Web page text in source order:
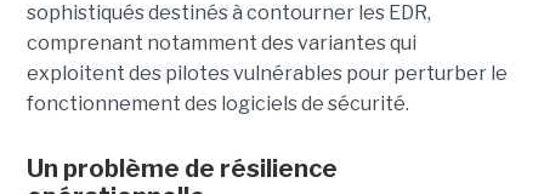
sophistiqués destinés à contourner les EDR,
comprenant notamment des variantes qui
exploitent des pilotes vulnérables pour perturber le
fonctionnement des logiciels de sécurité.
Un problème de résilience